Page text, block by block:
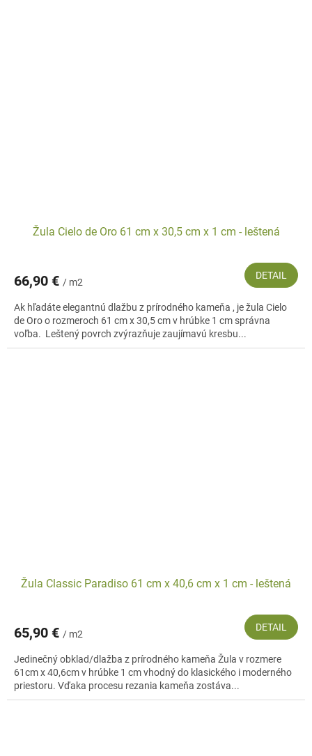
Žula Cielo de Oro 61 cm x 30,5 cm x 1 cm - leštená
66,90 € / m2
DETAIL
Ak hľadáte elegantnú dlažbu z prírodného kameňa , je žula Cielo
de Oro o rozmeroch 61 cm x 30,5 cm v hrúbke 1 cm správna
voľba. Leštený povrch zvýrazňuje zaujímavú kresbu...
Žula Classic Paradiso 61 cm x 40,6 cm x 1 cm - leštená
65,90 € / m2
DETAIL
Jedinečný obklad/dlažba z prírodného kameňa Žula v rozmere
61cm x 40,6cm v hrúbke 1 cm vhodný do klasického i moderného
priestoru. Vďaka procesu rezania kameňa zostáva...